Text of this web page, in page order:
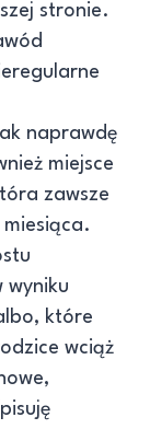
stronie.
naprawdę
miejsce
zawsze
wyniku
które
wciąż